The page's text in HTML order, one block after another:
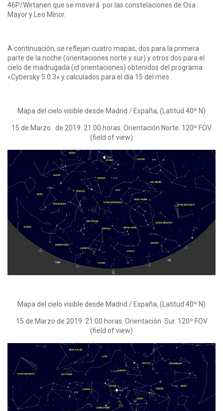
46P/Wirtanen que se moverá por las constelaciones de Osa
Mayor y Leo Minor.
A continuación, se reflejan cuatro mapas, dos para la primera
parte de la noche (orientaciones norte y sur) y otros dos para el
cielo de madrugada (id orientaciones) obtenidos del programa
«Cybersky 5.0.3» y calculados para el día 15 del mes.
Mapa del cielo visible desde Madrid / España, (Latitud 40º N)
15 de Marzo de 2019. 21:00 horas. Orientación Norte. 120º FOV
(field of view)
Mapa del cielo visible desde Madrid / España, (Latitud 40º N)
15 de Marzo de 2019. 21:00 horas. Orientación Sur. 120º FOV
(field of view)